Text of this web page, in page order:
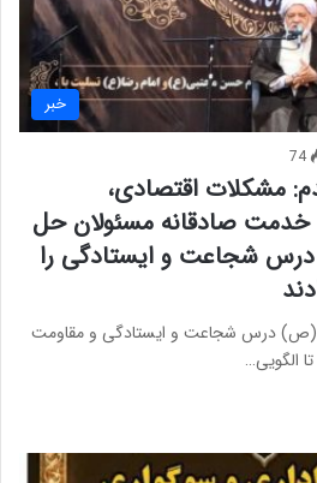
خبر
74
مشکلات اقتصادی،
خدمت صادقانه مسئولان حل
شجاعت و ایستادگی را
(ص) درس شجاعت و ایستادگی و مقاومت
الگویی…